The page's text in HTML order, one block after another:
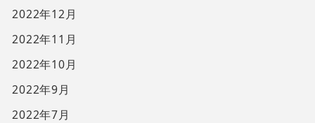
2022年12月
2022年11月
2022年10月
2022年9月
2022年7月